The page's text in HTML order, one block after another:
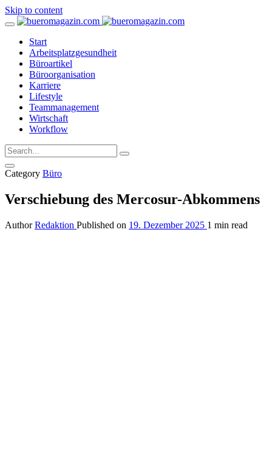
Skip to content
Start
Arbeitsplatzgesundheit
Büroartikel
Büroorganisation
Karriere
Lifestyle
Teammanagement
Wirtschaft
Workflow
Category Büro
Verschiebung des Mercosur-Abkommens
Author Redaktion Published on 19. Dezember 2025 1 min read